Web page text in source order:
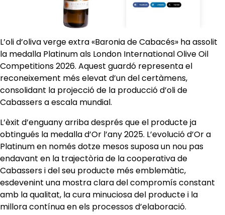
L’oli d’oliva verge extra «Baronia de Cabacés» ha assolit
la medalla Platinum als London International Olive Oil
Competitions 2026. Aquest guardó representa el
reconeixement més elevat d’un del certàmens,
consolidant la projecció de la producció d’oli de
Cabassers a escala mundial.
L’èxit d’enguany arriba després que el producte ja
obtingués la medalla d’Or l’any 2025. L’evolució d’Or a
Platinum en només dotze mesos suposa un nou pas
endavant en la trajectòria de la cooperativa de
Cabassers i del seu producte més emblemàtic,
esdevenint una mostra clara del compromís constant
amb la qualitat, la cura minuciosa del producte i la
millora contínua en els processos d’elaboració.